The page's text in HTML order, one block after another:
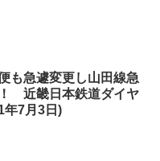
も急遽変更し山田線急
近畿日本鉄道ダイヤ
年7月3日)